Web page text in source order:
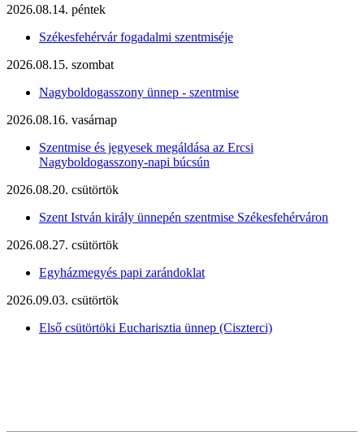
2026.08.14. péntek
Székesfehérvár fogadalmi szentmiséje
2026.08.15. szombat
Nagyboldogasszony ünnep - szentmise
2026.08.16. vasárnap
Szentmise és jegyesek megáldása az Ercsi
Nagyboldogasszony-napi búcsún
2026.08.20. csütörtök
Szent István király ünnepén szentmise Székesfehérváron
2026.08.27. csütörtök
Egyházmegyés papi zarándoklat
2026.09.03. csütörtök
Első csütörtöki Eucharisztia ünnep (Ciszterci)